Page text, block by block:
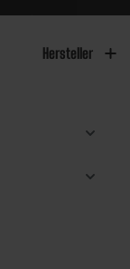
Hersteller